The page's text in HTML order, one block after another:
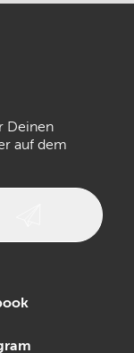
Deinen
auf dem